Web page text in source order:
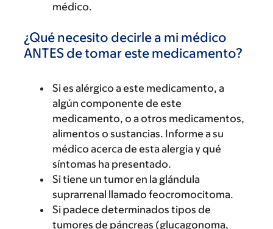
médico.
¿Qué necesito decirle a mi médico
ANTES de tomar este medicamento?
Si es alérgico a este medicamento, a
algún componente de este
medicamento, o a otros medicamentos,
alimentos o sustancias. Informe a su
médico acerca de esta alergia y qué
síntomas ha presentado.
Si tiene un tumor en la glándula
suprarrenal llamado feocromocitoma.
Si padece determinados tipos de
tumores de páncreas (glucagonoma,